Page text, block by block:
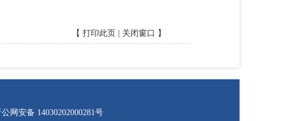
【 打印此页 关闭窗口 】
网安备 14030202000281号